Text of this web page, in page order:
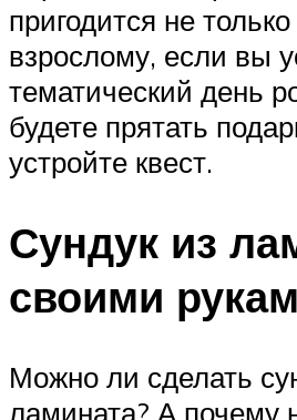
пригодится не
взрослому, если вы
тематический день
будете прятать
устройте квест.
Сундук из
своими
Можно ли сделать
ламината? А почему